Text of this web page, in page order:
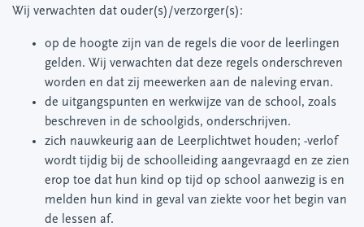
Wij verwachten dat ouder(s)/verzorger(s):
op de hoogte zijn van de regels die voor de leerlingen
gelden. Wij verwachten dat deze regels onderschreven
worden en dat zij meewerken aan de naleving ervan.
de uitgangspunten en werkwijze van de school, zoals
beschreven in de schoolgids, onderschrijven.
zich nauwkeurig aan de Leerplichtwet houden; -verlof
wordt tijdig bij de schoolleiding aangevraagd en ze zien
erop toe dat hun kind op tijd op school aanwezig is en
melden hun kind in geval van ziekte voor het begin van
de lessen af.